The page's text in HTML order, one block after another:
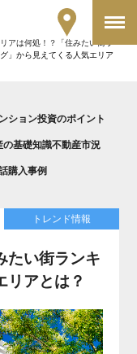
アは何処！？「住みたい街ラ
」から見えてくる人気エリア
ション投資のポイント
の基礎知識不動産市況
購入事例
トレンド情報
たい街ランキ
リアとは？